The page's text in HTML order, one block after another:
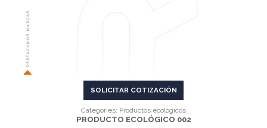
SOLICITAR COTIZACIÓN
Categories: Productos ecológicos
PRODUCTO ECOLÓGICO 002